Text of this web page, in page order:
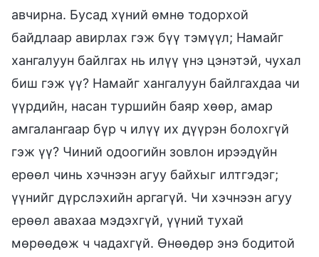
авчирна. Бусад хүний өмнө тодорхой
байдлаар авирлах гэж бүү тэмүүл; Намайг
хангалуун байлгах нь илүү үнэ цэнэтэй, чухал
биш гэж үү? Намайг хангалуун байлгахдаа чи
үүрдийн, насан туршийн баяр хөөр, амар
амгалангаар бүр ч илүү их дүүрэн болохгүй
гэж үү? Чиний одоогийн зовлон ирээдүйн
ерөөл чинь хэчнээн агуу байхыг илтгэдэг;
үүнийг дүрслэхийн аргагүй. Чи хэчнээн агуу
ерөөл авахаа мэдэхгүй, үүний тухай
мөрөөдөж ч чадахгүй. Өнөөдөр энэ бодитой